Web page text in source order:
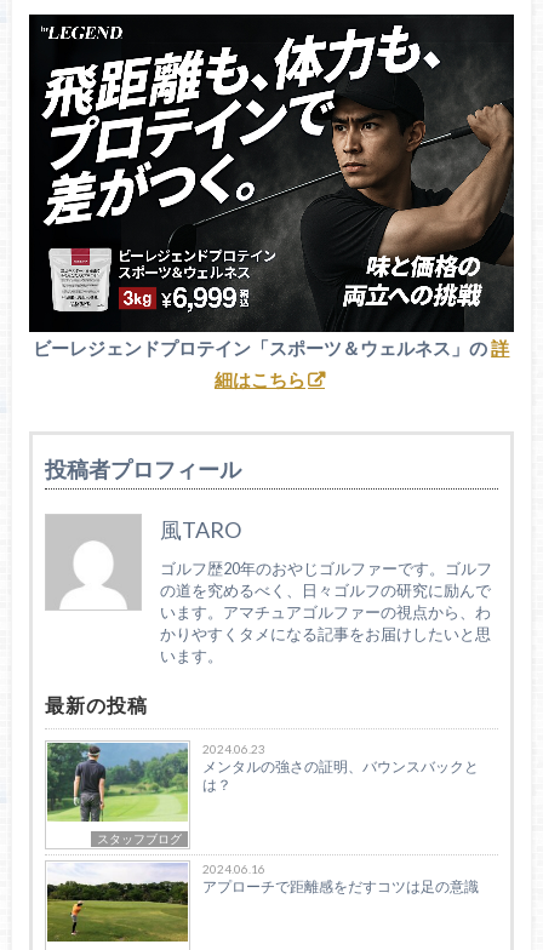
ビーレジェンドプロテイン「スポーツ＆ウェルネス」の詳
細はこちら
投稿者プロフィール
風TARO
ゴルフ歴20年のおやじゴルファーです。ゴルフ
の道を究めるべく、日々ゴルフの研究に励んで
います。アマチュアゴルファーの視点から、わ
かりやすくタメになる記事をお届けしたいと思
います。
最新の投稿
スタッフブログ
2024.06.23
メンタルの強さの証明、バウンスバックと
は？
2024.06.16
アプローチで距離感をだすコツは足の意識